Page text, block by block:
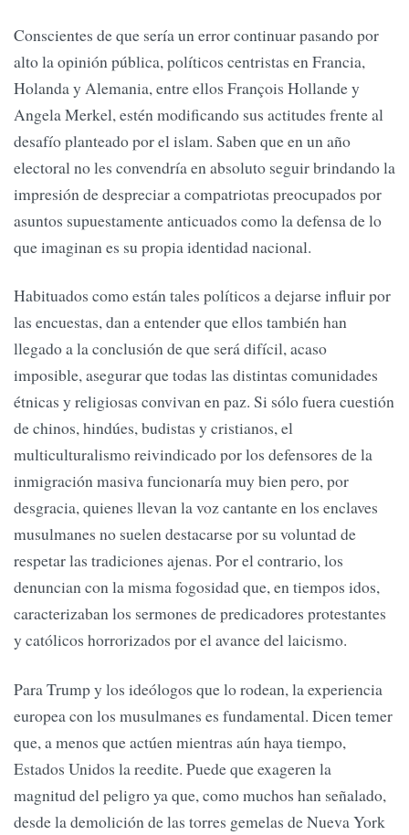
Conscientes de que sería un error continuar pasando por
alto la opinión pública, políticos centristas en Francia,
Holanda y Alemania, entre ellos François Hollande y
Angela Merkel, estén modificando sus actitudes frente al
desafío planteado por el islam. Saben que en un año
electoral no les convendría en absoluto seguir brindando la
impresión de despreciar a compatriotas preocupados por
asuntos supuestamente anticuados como la defensa de lo
que imaginan es su propia identidad nacional.
Habituados como están tales políticos a dejarse influir por
las encuestas, dan a entender que ellos también han
llegado a la conclusión de que será difícil, acaso
imposible, asegurar que todas las distintas comunidades
étnicas y religiosas convivan en paz. Si sólo fuera cuestión
de chinos, hindúes, budistas y cristianos, el
multiculturalismo reivindicado por los defensores de la
inmigración masiva funcionaría muy bien pero, por
desgracia, quienes llevan la voz cantante en los enclaves
musulmanes no suelen destacarse por su voluntad de
respetar las tradiciones ajenas. Por el contrario, los
denuncian con la misma fogosidad que, en tiempos idos,
caracterizaban los sermones de predicadores protestantes
y católicos horrorizados por el avance del laicismo.
Para Trump y los ideólogos que lo rodean, la experiencia
europea con los musulmanes es fundamental. Dicen temer
que, a menos que actúen mientras aún haya tiempo,
Estados Unidos la reedite. Puede que exageren la
magnitud del peligro ya que, como muchos han señalado,
desde la demolición de las torres gemelas de Nueva York